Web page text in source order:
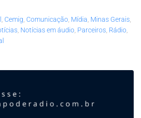
Cemig Comunicação Mídia Minas Gerais
Notícias em áudio Parceiros Rádio